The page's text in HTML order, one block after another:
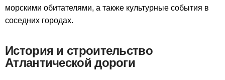
морскими обитателями, а также культурные события в
соседних городах.
История и строительство
Атлантической дороги